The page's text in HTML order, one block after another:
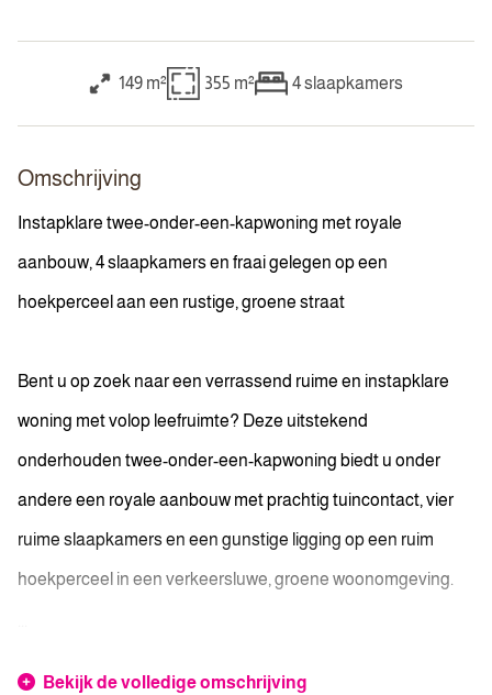
149 m² 355 m² 4slaapkamers
Omschrijving
Instapklare twee-onder-een-kapwoning met royale
aanbouw, 4 slaapkamers en fraai gelegen op een
hoekperceel aan een rustige, groene straat
Bent u op zoek naar een verrassend ruime en instapklare
woning met volop leefruimte? Deze uitstekend
onderhouden twee-onder-een-kapwoning biedt u onder
andere een royale aanbouw met prachtig tuincontact, vier
ruime slaapkamers en een gunstige ligging op een ruim
hoekperceel in een verkeersluwe, groene woonomgeving.
Bekijk de volledige omschrijving